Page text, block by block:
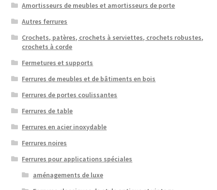
Amortisseurs de meubles et amortisseurs de porte
Autres ferrures
Crochets, patères, crochets à serviettes, crochets robustes,
crochets à corde
Fermetures et supports
Ferrures de meubles et de bâtiments en bois
Ferrures de portes coulissantes
Ferrures de table
Ferrures en acier inoxydable
Ferrures noires
Ferrures pour applications spéciales
aménagements de luxe